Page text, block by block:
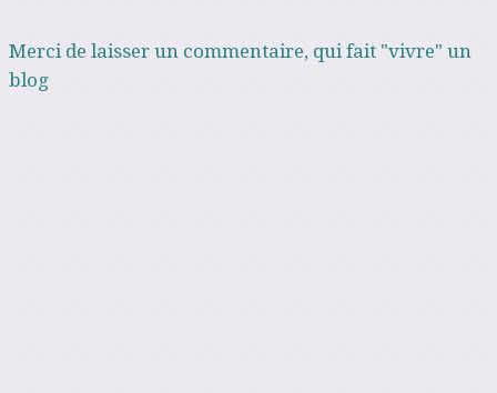
Merci de laisser un commentaire, qui fait "vivre" un
blog